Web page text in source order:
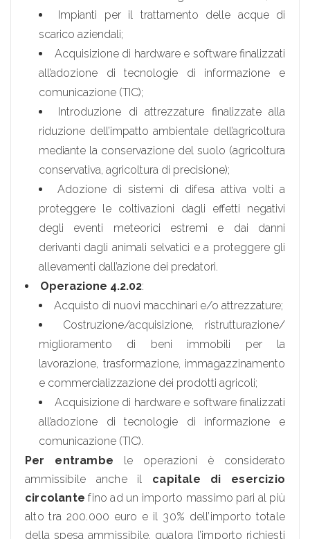
Impianti per il trattamento delle acque di
scarico aziendali;
Acquisizione di hardware e software finalizzati
all’adozione di tecnologie di informazione e
comunicazione (TIC);
Introduzione di attrezzature finalizzate alla
riduzione dell’impatto ambientale dell’agricoltura
mediante la conservazione del suolo (agricoltura
conservativa, agricoltura di precisione);
Adozione di sistemi di difesa attiva volti a
proteggere le coltivazioni dagli effetti negativi
degli eventi meteorici estremi e dai danni
derivanti dagli animali selvatici e a proteggere gli
allevamenti dall’azione dei predatori.
Operazione 4.2.02:
Acquisto di nuovi macchinari e/o attrezzature;
Costruzione/acquisizione, ristrutturazione/
miglioramento di beni immobili per la
lavorazione, trasformazione, immagazzinamento
e commercializzazione dei prodotti agricoli;
Acquisizione di hardware e software finalizzati
all’adozione di tecnologie di informazione e
comunicazione (TIC).
Per entrambe le operazioni è considerato
ammissibile anche il capitale di esercizio
circolante fino ad un importo massimo pari al più
alto tra 200.000 euro e il 30% dell’importo totale
della spesa ammissibile, qualora l’importo richiesti